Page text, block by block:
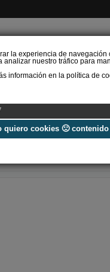
la experiencia de navegación
nuestro tráfico para
información en la política de
quiero cookies 🙁
Verifactu en
climatización:
exigir la ley a